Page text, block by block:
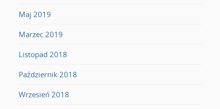
Maj 2019
Marzec 2019
Listopad 2018
Październik 2018
Wrzesień 2018